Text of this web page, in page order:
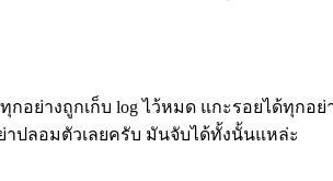
ย่างถูกเก็บ log ไว้หมด แกะรอยได้ทุกอ
าปลอมตัวเลยครับ มันจับได้ทั้งนั้นแหล่ะ